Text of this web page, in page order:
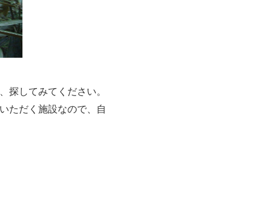
探してみてください。
ただく施設なので、自